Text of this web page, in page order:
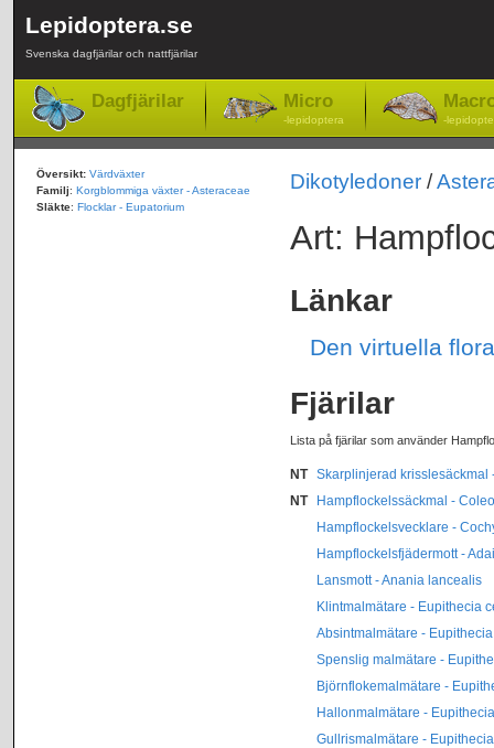
Lepidoptera.se
Svenska dagfjärilar och nattfjärilar
Dagfjärilar Micro
-lepidoptera -
Dikotyledoner/
Art:
Länkar
Den virtuella
Fjärilar
Lista på fjärilar som använder
NT
Skarplinjerad krisslesäckmal
NT
Hampflockelssäckmal -
Hampflockelsvecklare -
Hampflockelsfjädermott -
Lansmott - Anania lancealis
Klintmalmätare - Eupithecia
Absintmalmätare -
Spenslig malmätare -
Björnflokemalmätare -
Hallonmalmätare -
Gullrismalmätare -
Översikt: Värdväxter
Familj: Korgblommiga växter - Asteraceae
Släkte: Flocklar - Eupatorium